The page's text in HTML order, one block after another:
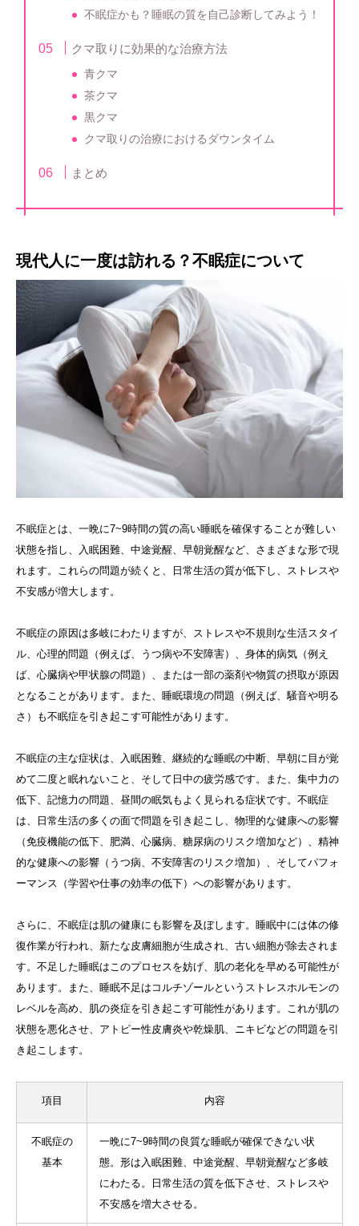
不眠症かも？睡眠の質を自己診断してみよう！
クマ取りに効果的な治療方法
青クマ
茶クマ
黒クマ
クマ取りの治療におけるダウンタイム
まとめ
現代人に一度は訪れる？不眠症について
不眠症とは、一晩に7~9時間の質の高い睡眠を確保することが難しい
状態を指し、入眠困難、中途覚醒、早朝覚醒など、さまざまな形で現
れます。これらの問題が続くと、日常生活の質が低下し、ストレスや
不安感が増大します。
不眠症の原因は多岐にわたりますが、ストレスや不規則な生活スタイ
ル、心理的問題（例えば、うつ病や不安障害）、身体的病気（例え
ば、心臓病や甲状腺の問題）、または一部の薬剤や物質の摂取が原因
となることがあります。また、睡眠環境の問題（例えば、騒音や明る
さ）も不眠症を引き起こす可能性があります。
不眠症の主な症状は、入眠困難、継続的な睡眠の中断、早朝に目が覚
めて二度と眠れないこと、そして日中の疲労感です。また、集中力の
低下、記憶力の問題、昼間の眠気もよく見られる症状です。不眠症
は、日常生活の多くの面で問題を引き起こし、物理的な健康への影響
（免疫機能の低下、肥満、心臓病、糖尿病のリスク増加など）、精神
的な健康への影響（うつ病、不安障害のリスク増加）、そしてパフォ
ーマンス（学習や仕事の効率の低下）への影響があります。
さらに、不眠症は肌の健康にも影響を及ぼします。睡眠中には体の修
復作業が行われ、新たな皮膚細胞が生成され、古い細胞が除去されま
す。不足した睡眠はこのプロセスを妨げ、肌の老化を早める可能性が
あります。また、睡眠不足はコルチゾールというストレスホルモンの
レベルを高め、肌の炎症を引き起こす可能性があります。これが肌の
状態を悪化させ、アトピー性皮膚炎や乾燥肌、ニキビなどの問題を引
き起こします。
項目 内容
不眠症の
基本
一晩に7~9時間の良質な睡眠が確保できない状
態。形は入眠困難、中途覚醒、早朝覚醒など多岐
にわたる。日常生活の質を低下させ、ストレスや
不安感を増大させる。